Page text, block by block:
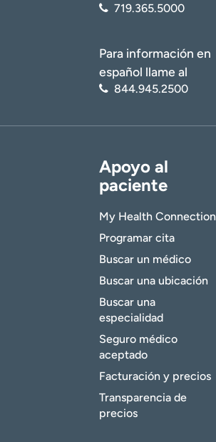
719.365.5000
Para información en
español llame al
844.945.2500
Apoyo al
paciente
My Health Connection
Programar cita
Buscar un médico
Buscar una ubicación
Buscar una
especialidad
Seguro médico
aceptado
Facturación y precios
Transparencia de
precios